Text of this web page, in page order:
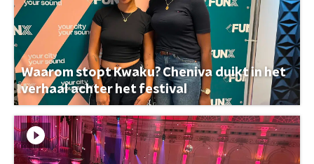
Waarom stopt Kwaku? Cheniva duikt in het
verhaal achter het festival